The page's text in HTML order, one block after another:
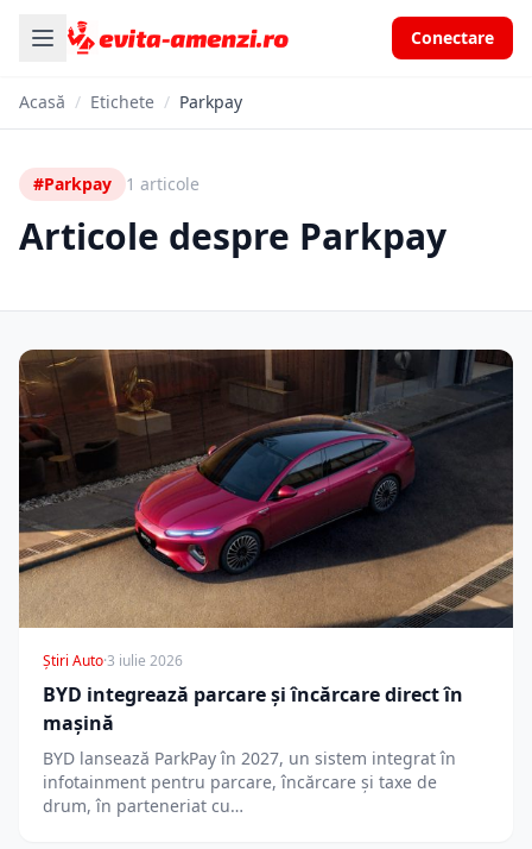
Conectare
Acasă / Etichete / Parkpay
#Parkpay 1 articole
Articole despre Parkpay
Știri Auto·3 iulie 2026
BYD integrează parcare și încărcare direct în
mașină
BYD lansează ParkPay în 2027, un sistem integrat în
infotainment pentru parcare, încărcare și taxe de
drum, în parteneriat cu…